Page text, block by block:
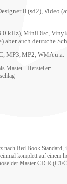
II (sd2),
kHz), MiniDisc,
auch deutsche
MP3, MP2, WMA u.a.
Master - Hersteller:
Red Book
komplett auf einem
der Master CD-R